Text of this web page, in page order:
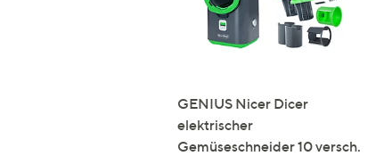
GENIUS Nicer Dicer
elektrischer
Gemüseschneider 10 versch.